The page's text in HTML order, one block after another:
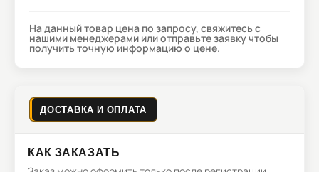
На данный товар цена по запросу, свяжитесь с
нашими менеджерами или отправьте заявку чтобы
получить точную информацию о цене.
ДОСТАВКА И ОПЛАТА
КАК ЗАКАЗАТЬ